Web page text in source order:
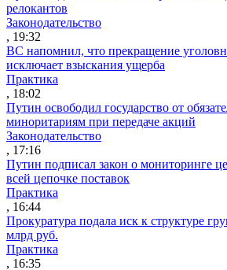
релокантов
Законодательство
, 19:32
ВС напомнил, что прекращение
исключает взыскания ущерба
Практика
, 18:02
Путин освободил государство от
миноритариям при передаче акций
Законодательство
, 17:16
Путин подписал закон о мониторинге
всей цепочке поставок
Практика
, 16:44
Прокуратура подала иск к структуре
млрд руб.
Практика
, 16:35